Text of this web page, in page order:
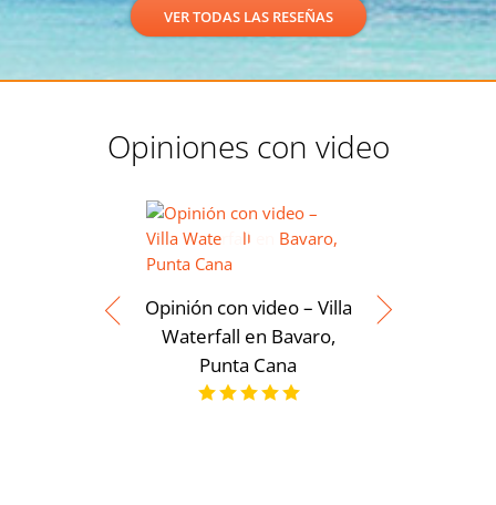
VER TODAS LAS RESEÑAS
Opiniones con video
Opinión con video – Villa
Waterfall en Bavaro,
Punta Cana